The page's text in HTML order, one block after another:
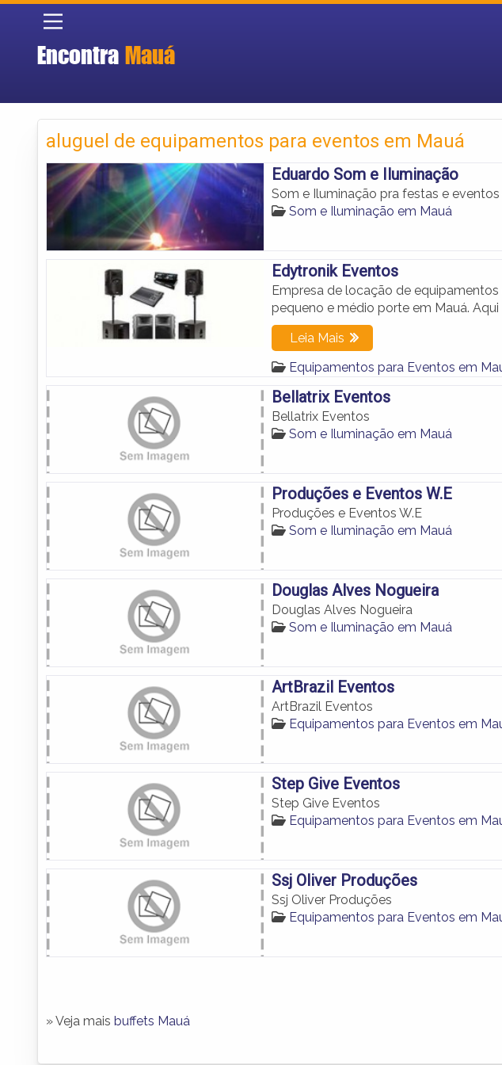
Encontra Mauá
aluguel de equipamentos para eventos em Mauá
Eduardo Som e Iluminação
Som e Iluminação pra festas e eventos
Som e Iluminação em Mauá
Edytronik Eventos
Empresa de locação de
pequeno e médio porte em Mauá. Aqui
Leia Mais
Equipamentos para Eventos em
Bellatrix Eventos
Bellatrix Eventos
Som e Iluminação em Mauá
Produções e Eventos W.E
Produções e Eventos W.E
Som e Iluminação em Mauá
Douglas Alves Nogueira
Douglas Alves Nogueira
Som e Iluminação em Mauá
ArtBrazil Eventos
ArtBrazil Eventos
Equipamentos para Eventos em
Step Give Eventos
Step Give Eventos
Equipamentos para Eventos em
Ssj Oliver Produções
Ssj Oliver Produções
Equipamentos para Eventos em
» Veja mais buffets Mauá